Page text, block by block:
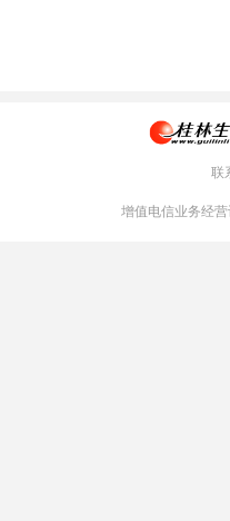
联
增值电信业务经